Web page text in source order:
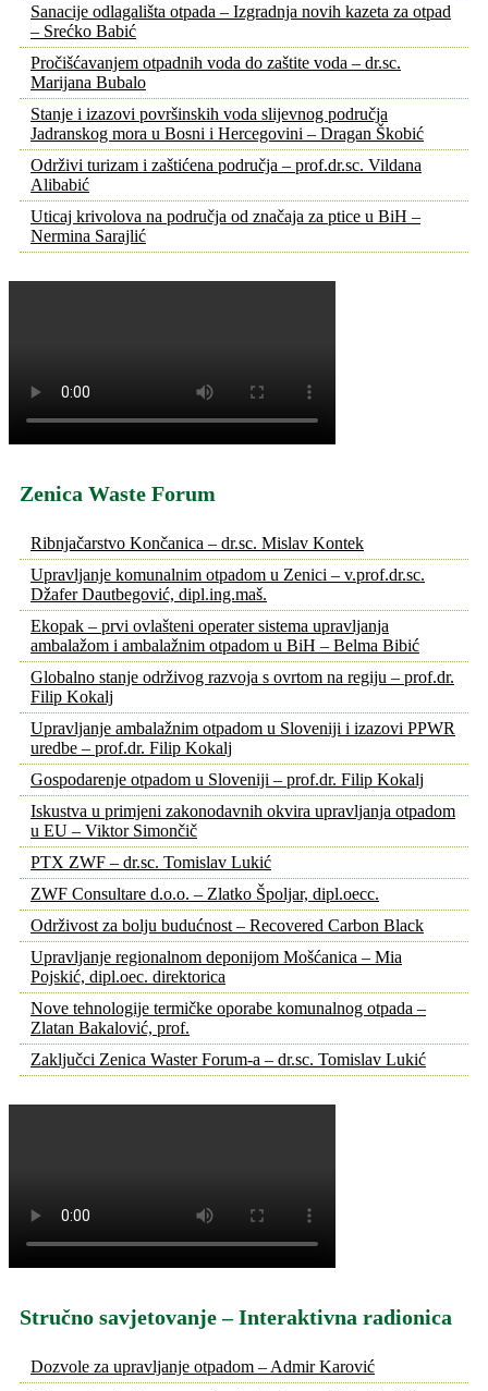
Sanacije odlagališta otpada – Izgradnja novih kazeta za otpad
– Srećko Babić
Pročišćavanjem otpadnih voda do zaštite voda – dr.sc.
Marijana Bubalo
Stanje i izazovi površinskih voda slijevnog područja
Jadranskog mora u Bosni i Hercegovini – Dragan Škobić
Održivi turizam i zaštićena područja – prof.dr.sc. Vildana
Alibabić
Uticaj krivolova na područja od značaja za ptice u BiH –
Nermina Sarajlić
Zenica Waste Forum
Ribnjačarstvo Končanica – dr.sc. Mislav Kontek
Upravljanje komunalnim otpadom u Zenici – v.prof.dr.sc.
Džafer Dautbegović, dipl.ing.maš.
Ekopak – prvi ovlašteni operater sistema upravljanja
ambalažom i ambalažnim otpadom u BiH – Belma Bibić
Globalno stanje održivog razvoja s ovrtom na regiju – prof.dr.
Filip Kokalj
Upravljanje ambalažnim otpadom u Sloveniji i izazovi PPWR
uredbe – prof.dr. Filip Kokalj
Gospodarenje otpadom u Sloveniji – prof.dr. Filip Kokalj
Iskustva u primjeni zakonodavnih okvira upravljanja otpadom
u EU – Viktor Simončič
PTX ZWF – dr.sc. Tomislav Lukić
ZWF Consultare d.o.o. – Zlatko Špoljar, dipl.oecc.
Održivost za bolju budućnost – Recovered Carbon Black
Upravljanje regionalnom deponijom Mošćanica – Mia
Pojskić, dipl.oec. direktorica
Nove tehnologije termičke oporabe komunalnog otpada –
Zlatan Bakalović, prof.
Zaključci Zenica Waster Forum-a – dr.sc. Tomislav Lukić
Stručno savjetovanje – Interaktivna radionica
Dozvole za upravljanje otpadom – Admir Karović